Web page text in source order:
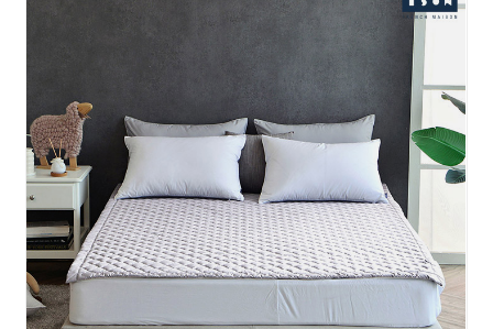
프리모 양모 패드 - 라이트..